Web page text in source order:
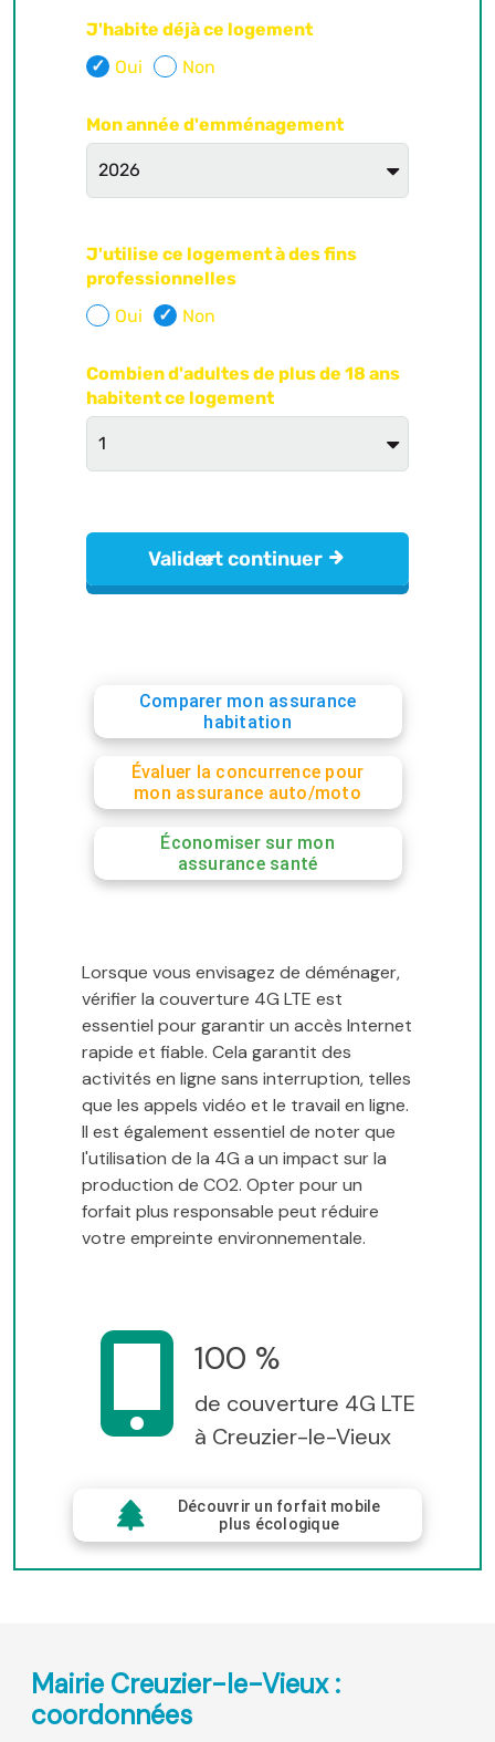
Comparer mon assurance
habitation
Évaluer la concurrence pour
mon assurance auto/moto
Économiser sur mon
assurance santé
Lorsque vous envisagez de déménager,
vérifier la couverture 4G LTE est
essentiel pour garantir un accès Internet
rapide et fiable. Cela garantit des
activités en ligne sans interruption, telles
que les appels vidéo et le travail en ligne.
Il est également essentiel de noter que
l'utilisation de la 4G a un impact sur la
production de CO2. Opter pour un
forfait plus responsable peut réduire
votre empreinte environnementale.
100 %
de couverture 4G LTE
à Creuzier-le-Vieux
Découvrir un forfait mobile
plus écologique
Mairie Creuzier-le-Vieux :
coordonnées